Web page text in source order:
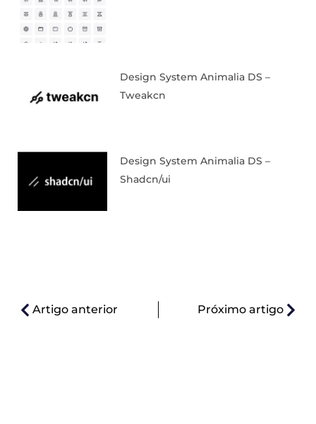
Design System Animalia DS –
Tweakcn
Design System Animalia DS –
Shadcn/ui
Artigo anterior Próximo artigo